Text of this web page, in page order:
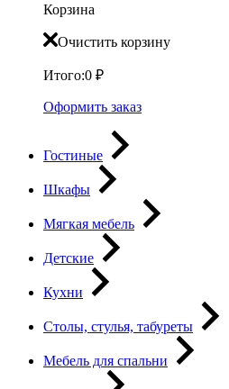
Корзина
Очистить корзину
Итого:0 ₽
Оформить заказ
Гостиные
Шкафы
Мягкая мебель
Детские
Кухни
Столы, стулья, табуреты
Мебель для спальни